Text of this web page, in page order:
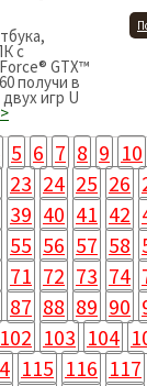
с
GTX™
получи в
игр U
5 6 7 8 9 10
23 24 25 26
39 40 41 42
55 56 57 58
71 72 73 74
87 88 89 90
102 103 104
115 116 117